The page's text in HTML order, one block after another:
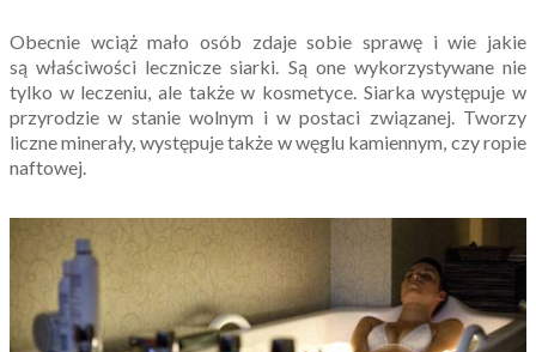
Obecnie wciąż mało osób zdaje sobie sprawę i wie jakie
są właściwości lecznicze siarki. Są one wykorzystywane nie
tylko w leczeniu, ale także w kosmetyce. Siarka występuje w
przyrodzie w stanie wolnym i w postaci związanej. Tworzy
liczne minerały, występuje także w węglu kamiennym, czy ropie
naftowej.